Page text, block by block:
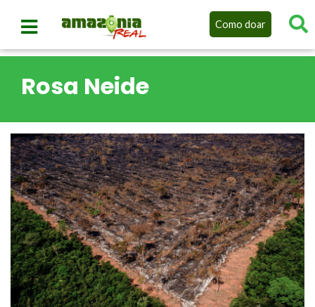
Como doar
Rosa Neide